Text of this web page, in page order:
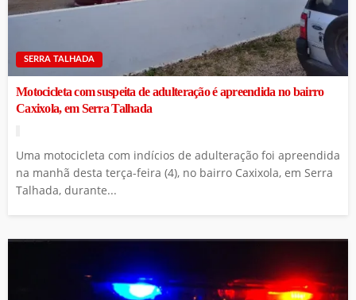
SERRA TALHADA
Motocicleta com suspeita de adulteração é apreendida no bairro
Caxixola, em Serra Talhada
Uma motocicleta com indícios de adulteração foi apreendida
na manhã desta terça-feira (4), no bairro Caxixola, em Serra
Talhada, durante...